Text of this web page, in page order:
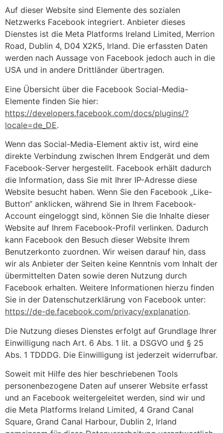
Auf dieser Website sind Elemente des sozialen
Netzwerks Facebook integriert. Anbieter dieses
Dienstes ist die Meta Platforms Ireland Limited, Merrion
Road, Dublin 4, D04 X2K5, Irland. Die erfassten Daten
werden nach Aussage von Facebook jedoch auch in die
USA und in andere Drittländer übertragen.
Eine Übersicht über die Facebook Social-Media-
Elemente finden Sie hier:
https://developers.facebook.com/docs/plugins/?
locale=de_DE.
Wenn das Social-Media-Element aktiv ist, wird eine
direkte Verbindung zwischen Ihrem Endgerät und dem
Facebook-Server hergestellt. Facebook erhält dadurch
die Information, dass Sie mit Ihrer IP-Adresse diese
Website besucht haben. Wenn Sie den Facebook „Like-
Button“ anklicken, während Sie in Ihrem Facebook-
Account eingeloggt sind, können Sie die Inhalte dieser
Website auf Ihrem Facebook-Profil verlinken. Dadurch
kann Facebook den Besuch dieser Website Ihrem
Benutzerkonto zuordnen. Wir weisen darauf hin, dass
wir als Anbieter der Seiten keine Kenntnis vom Inhalt der
übermittelten Daten sowie deren Nutzung durch
Facebook erhalten. Weitere Informationen hierzu finden
Sie in der Datenschutzerklärung von Facebook unter:
https://de-de.facebook.com/privacy/explanation.
Die Nutzung dieses Dienstes erfolgt auf Grundlage Ihrer
Einwilligung nach Art. 6 Abs. 1 lit. a DSGVO und § 25
Abs. 1 TDDDG. Die Einwilligung ist jederzeit widerrufbar.
Soweit mit Hilfe des hier beschriebenen Tools
personenbezogene Daten auf unserer Website erfasst
und an Facebook weitergeleitet werden, sind wir und
die Meta Platforms Ireland Limited, 4 Grand Canal
Square, Grand Canal Harbour, Dublin 2, Irland